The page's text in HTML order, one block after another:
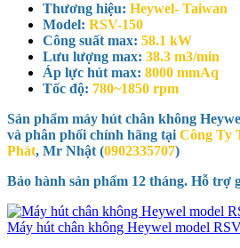
Thương hiệu: Heywel- Taiwan
Model: RSV-150
Công suất max: 58.1 kW
Lưu lượng max: 38.3 m3/min
Áp lực hút max: 8000 mmAq
Tốc độ: 780~1850 rpm
Sản phẩm máy hút chân không
và phân phối chính hãng tại Công Ty
Phát, Mr Nhật (0902335707)
Bảo hành sản phẩm 12 tháng. Hỗ trợ
Máy hút chân không Heywel model